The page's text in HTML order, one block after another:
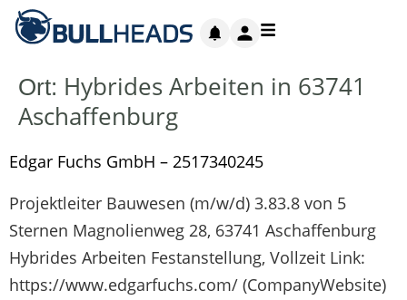
Ort: Hybrides Arbeiten in 63741
Aschaffenburg
Edgar Fuchs GmbH – 2517340245
Projektleiter Bauwesen (m/w/d) 3.83.8 von 5
Sternen Magnolienweg 28, 63741 Aschaffenburg
Hybrides Arbeiten Festanstellung, Vollzeit Link:
https://www.edgarfuchs.com/ (CompanyWebsite)